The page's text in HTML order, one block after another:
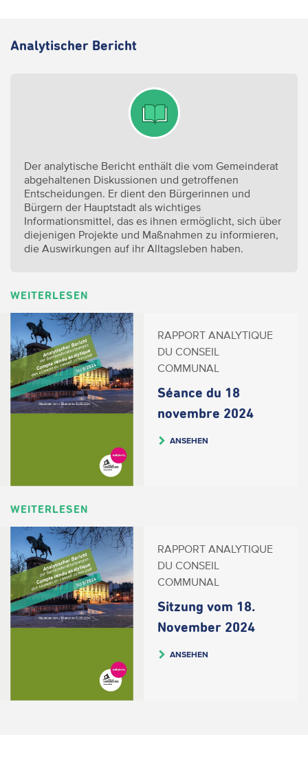
Analytischer Bericht
Der analytische Bericht enthält die vom Gemeinderat
abgehaltenen Diskussionen und getroffenen
Entscheidungen. Er dient den Bürgerinnen und
Bürgern der Hauptstadt als wichtiges
Informationsmittel, das es ihnen ermöglicht, sich über
diejenigen Projekte und Maßnahmen zu informieren,
die Auswirkungen auf ihr Alltagsleben haben.
WEITERLESEN
Séance du 18
novembre 2024
RAPPORT ANALYTIQUE
DU CONSEIL
COMMUNAL
ANSEHEN
WEITERLESEN
Sitzung vom 18.
November 2024
RAPPORT ANALYTIQUE
DU CONSEIL
COMMUNAL
ANSEHEN